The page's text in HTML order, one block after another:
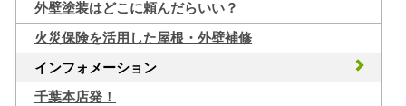
外壁塗装はどこに頼んだらいい？
火災保険を活用した屋根・外壁補修
インフォメーション
千葉本店発！